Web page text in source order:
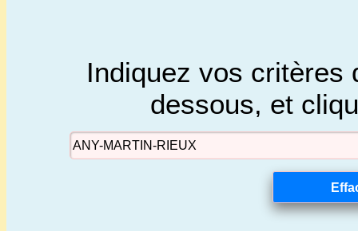
Indiquez vos critères
dessous, et